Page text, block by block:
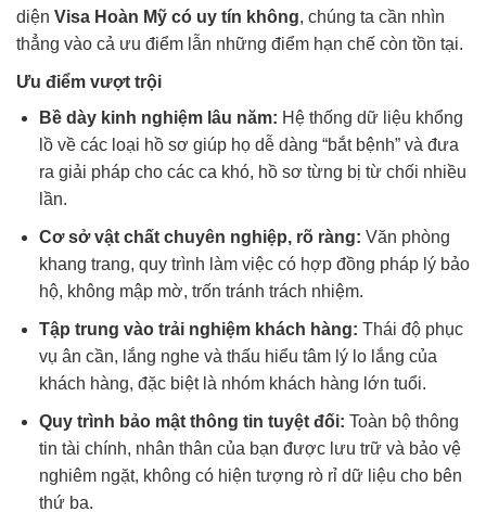
diện Visa Hoàn Mỹ có uy tín không, chúng ta cần nhìn
thẳng vào cả ưu điểm lẫn những điểm hạn chế còn tồn tại.
Ưu điểm vượt trội
Bề dày kinh nghiệm lâu năm: Hệ thống dữ liệu khổng
lồ về các loại hồ sơ giúp họ dễ dàng “bắt bệnh” và đưa
ra giải pháp cho các ca khó, hồ sơ từng bị từ chối nhiều
lần.
Cơ sở vật chất chuyên nghiệp, rõ ràng: Văn phòng
khang trang, quy trình làm việc có hợp đồng pháp lý bảo
hộ, không mập mờ, trốn tránh trách nhiệm.
Tập trung vào trải nghiệm khách hàng: Thái độ phục
vụ ân cần, lắng nghe và thấu hiểu tâm lý lo lắng của
khách hàng, đặc biệt là nhóm khách hàng lớn tuổi.
Quy trình bảo mật thông tin tuyệt đối: Toàn bộ thông
tin tài chính, nhân thân của bạn được lưu trữ và bảo vệ
nghiêm ngặt, không có hiện tượng rò rỉ dữ liệu cho bên
thứ ba.